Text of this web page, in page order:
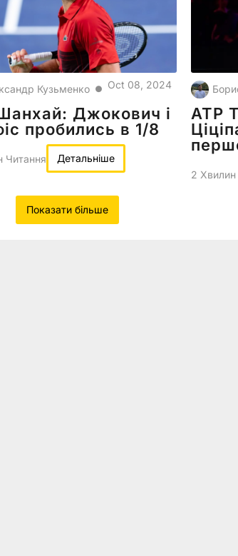
Кузьменко ● Oct 08, 2024
Джокович і
пробились в 1/8
Читання Детальніше
ATP
2 Хвилин
Показати більше